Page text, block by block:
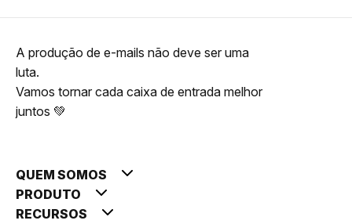
A produção de e-mails não deve ser uma
luta.
Vamos tornar cada caixa de entrada melhor
juntos 💚
QUEM SOMOS
PRODUTO
RECURSOS